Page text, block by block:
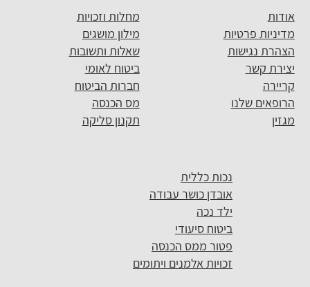
אודות
מדיניות פרטיות
הצהרת נגישות
יצירת קשר
קריירה
הרופאים שלנו
מגזין
מחלות וזכויות
מילון מושגים
שאלות ותשובות
ביטוח לאומי
חברות הביטוח
מס הכנסה
תקנון סליקה
נכות כללית
אובדן כושר עבודה
ילד נכה
ביטוח סיעודי
פטור ממס הכנסה
זכויות אלמנים ויתומים